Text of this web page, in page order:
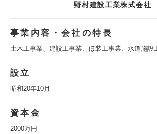
野村建設工業株式会社
事業内容・会社の特長
土木工事業、建設工事業、ほ装工事業、水道施設
設立
昭和20年10月
資本金
2000万円